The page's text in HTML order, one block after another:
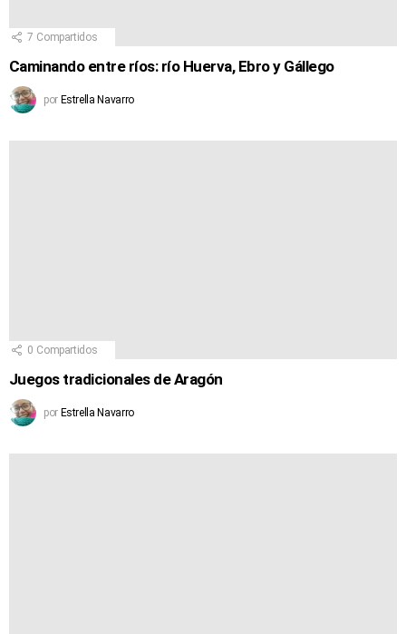
7 Compartidos
Caminando entre ríos: río Huerva, Ebro y Gállego
por Estrella Navarro
0 Compartidos
Juegos tradicionales de Aragón
por Estrella Navarro